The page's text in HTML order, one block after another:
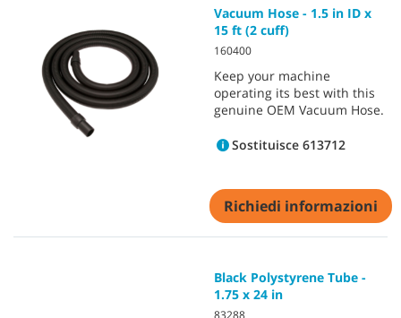
Vacuum Hose - 1.5 in ID x
15 ft (2 cuff)
160400
Keep your machine
operating its best with this
genuine OEM Vacuum Hose.
Sostituisce 613712
Richiedi informazioni
Black Polystyrene Tube -
1.75 x 24 in
83288